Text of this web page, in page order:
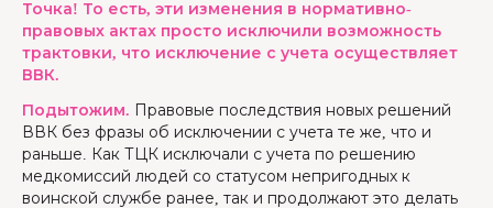
Точка! То есть, эти изменения в нормативно-
правовых актах просто исключили возможность
трактовки, что исключение с учета осуществляет
ВВК.
Подытожим. Правовые последствия новых решений
ВВК без фразы об исключении с учета те же, что и
раньше. Как ТЦК исключали с учета по решению
медкомиссий людей со статусом непригодных к
воинской службе ранее, так и продолжают это делать